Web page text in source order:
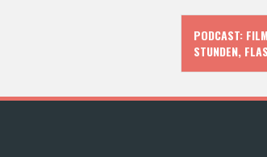
PODCAST:
STUNDEN,